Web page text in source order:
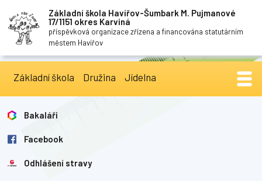
Základní škola Havířov-Šumbark M. Pujmanové
17/1151 okres Karviná
příspěvková organizace zřízena a financována statutárním
městem Havířov
Základní škola Družina Jídelna
Bakaláři
Facebook
Odhlášení stravy